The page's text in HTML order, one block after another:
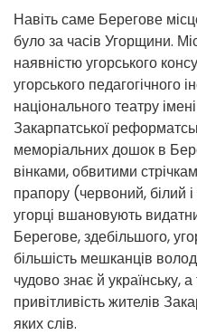
Навіть саме Берегове
було за часів Угорщини.
наявністю угорського
угорського педагогічного
національного театру
Закарпатської
меморіальних дошок в
вінками, обвитими
прапору (червоний, білий
угорці вшановують
Берегове, здебільшого,
більшість мешканців
чудово знає й українську, а
привітливість жителів
яких слів.